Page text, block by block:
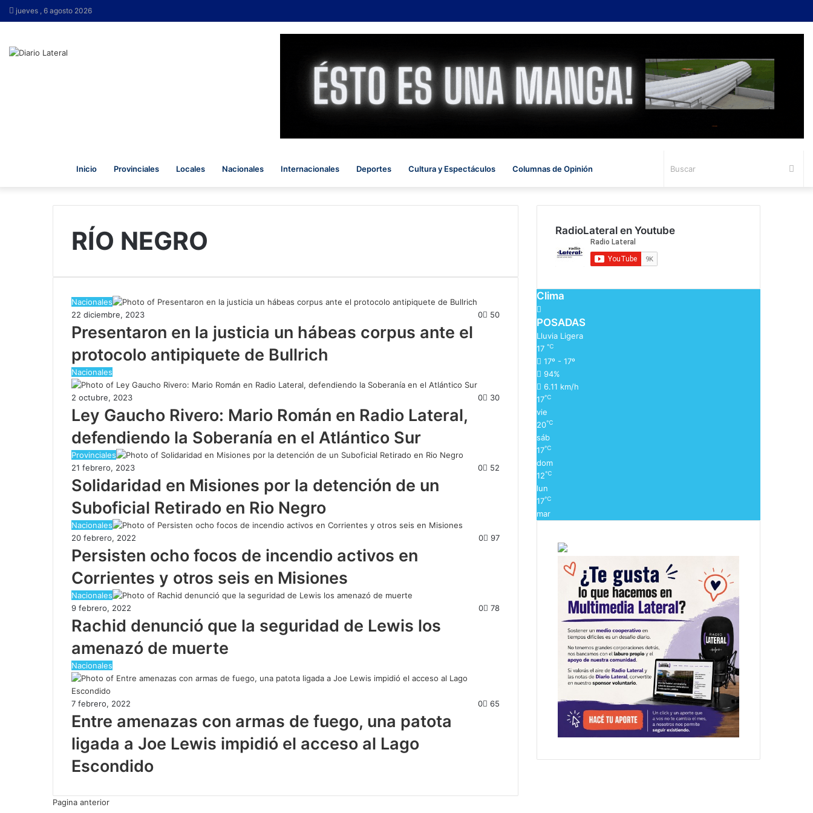
jueves , 6 agosto 2026
Inicio Provinciales Locales Nacionales Internacionales Deportes Cultura y Espectáculos Columnas de Opinión
RÍO NEGRO
Nacionales
22 diciembre, 2023
0 50
Presentaron en la justicia un hábeas corpus ante el
protocolo antipiquete de Bullrich
Nacionales
2 octubre, 2023 0 30
Ley Gaucho Rivero: Mario Román en Radio Lateral,
defendiendo la Soberanía en el Atlántico Sur
Provinciales
21 febrero, 2023
0 52
Solidaridad en Misiones por la detención de un
Suboficial Retirado en Rio Negro
Nacionales
20 febrero, 2022
0 97
Persisten ocho focos de incendio activos en
Corrientes y otros seis en Misiones
Nacionales
9 febrero, 2022
0 78
Rachid denunció que la seguridad de Lewis los
amenazó de muerte
Nacionales
7 febrero, 2022 0 65
Entre amenazas con armas de fuego, una patota
ligada a Joe Lewis impidió el acceso al Lago
Escondido
Pagina anterior
RadioLateral en Youtube
Clima
POSADAS
Lluvia Ligera
17 ℃
17º - 17º
94%
6.11 km/h
17℃
vie
20℃
sáb
17℃
dom
12℃
lun
17℃
mar